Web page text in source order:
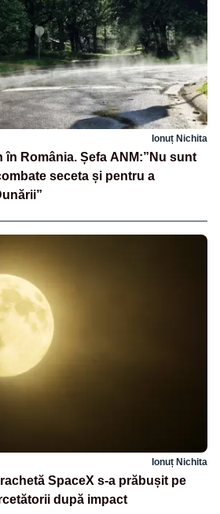
Ionuț Nichita
în România. Șefa ANM:”Nu sunt
seceta și pentru a
Ionuț Nichita
SpaceX s-a prăbușit pe
după impact